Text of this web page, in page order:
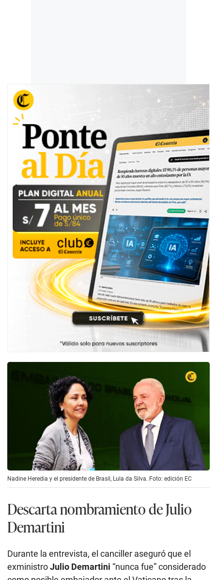
Nadine Heredia y el presidente de Brasil, Lula da Silva. Foto: edición EC
Descarta nombramiento de Julio
Demartini
Durante la entrevista, el canciller aseguró que el
exministroJulio Demartini “nunca fue” considerado